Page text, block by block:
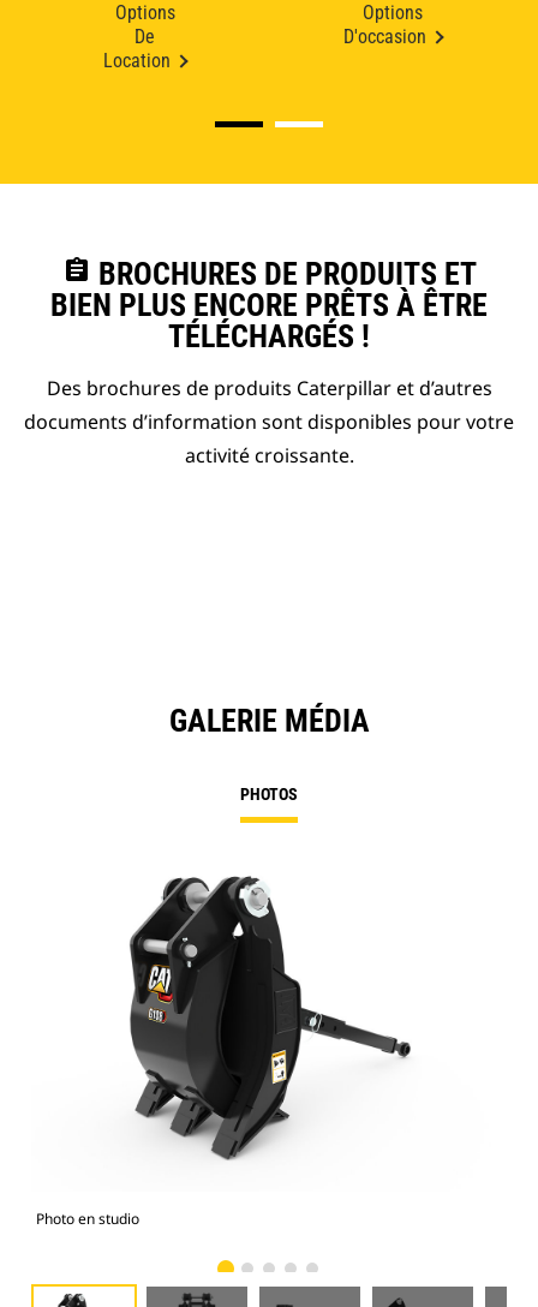
Options
De
Location
Options
D'occasion
assignment BROCHURES DE PRODUITS ET
BIEN PLUS ENCORE PRÊTS À ÊTRE
TÉLÉCHARGÉS !
Des brochures de produits Caterpillar et d’autres
documents d’information sont disponibles pour votre
activité croissante.
GALERIE MÉDIA
PHOTOS
Photo en studio